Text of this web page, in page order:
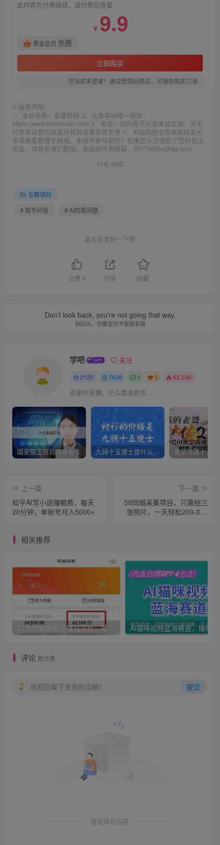
此内容为付费阅读，请付费后查看
￥ 9.9
黄金会员 免费
立即购买
您当前未登录！建议登陆后购买，可保存购买订单
© 版权声明
1、本站名称：看最鲜网 2、认准本站唯一网址：
https://www.kanzuixian.com 3、本站一切内容不代表本站立场，并不
代表本站赞同其观点和对其真实性负责 4、本站内容全部来自网友分
享或收集整理于网络，本站不参与制作！如果您认为侵犯了您的合法
权益，请联系我们删除。发送邮件到邮箱：331799954@qq.com。
THE END
互联项目
# 知乎问答
# AI回答问题
喜欢就支持一下吧
点赞 9 分享 收藏
Don't look back, you're not going that way.
别回头，你要走的不是那条路
学吧 关注
2120 7426 1 5 63.5W+
这家伙很懒，什么都没有写...
国安局上班公开身份是什么（国安身份对家人保密吗） 九磅十五便士是什么意思（九磅十五便士是什么梗）
上一篇
知乎AI写小说赚稿费，每天
20分钟，单账号月入5000+
下一篇
58同城采集项目，只需拍三
张照片，一天轻松200-300
相关推荐
评论 抢沙发
欢迎您留下宝贵的见解！ 提交
暂无评论内容